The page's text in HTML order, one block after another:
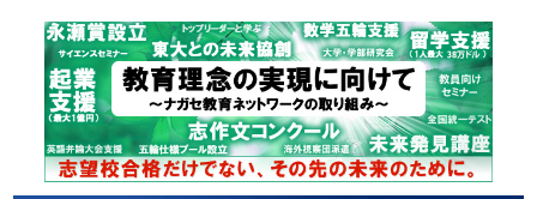
個別相談
高3生・高2生・高1生と